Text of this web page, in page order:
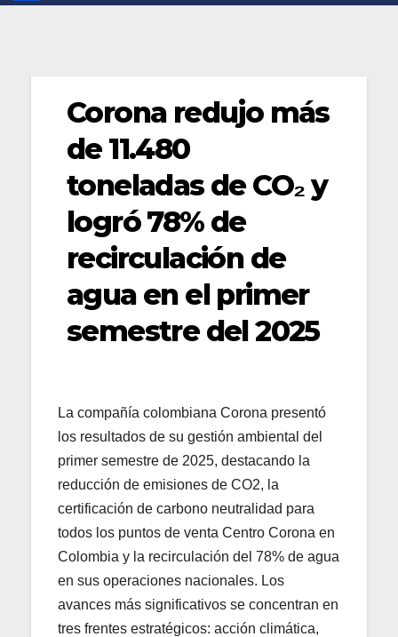
Corona redujo más
de 11.480
toneladas de CO₂ y
logró 78% de
recirculación de
agua en el primer
semestre del 2025
La compañía colombiana Corona presentó
los resultados de su gestión ambiental del
primer semestre de 2025, destacando la
reducción de emisiones de CO2, la
certificación de carbono neutralidad para
todos los puntos de venta Centro Corona en
Colombia y la recirculación del 78% de agua
en sus operaciones nacionales. Los
avances más significativos se concentran en
tres frentes estratégicos: acción climática,